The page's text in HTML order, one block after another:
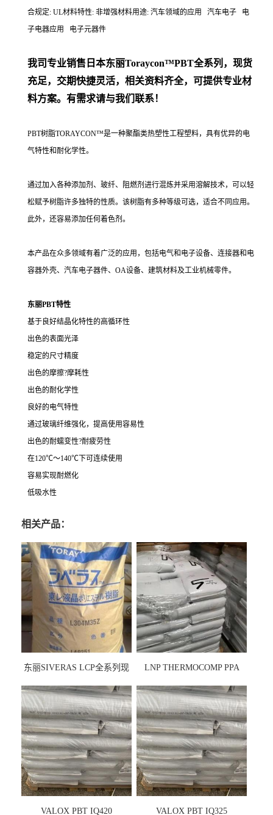
合规定: UL材料特性: 非增强材料用途: 汽车领域的应用 汽车电子 电
子电器应用 电子元器件
我司专业销售日本东丽Toraycon™PBT全系列，现货
充足，交期快捷灵活，相关资料齐全，可提供专业材
料方案。有需求请与我们联系！
PBT树脂TORAYCON™是一种聚酯类热塑性工程塑料，具有优异的电
气特性和耐化学性。
通过加入各种添加剂、玻纤、阻燃剂进行混炼并采用溶解技术，可以轻
松赋予树脂许多独特的性质。该树脂有多种等级可选，适合不同应用。
此外，还容易添加任何着色剂。
本产品在众多领域有着广泛的应用，包括电气和电子设备、连接器和电
容器外壳、汽车电子器件、OA设备、建筑材料及工业机械零件。
东丽PBT特性
基于良好结晶化特性的高循环性
出色的表面光泽
稳定的尺寸精度
出色的摩擦?摩耗性
出色的耐化学性
良好的电气特性
通过玻璃纤维强化，提高使用容易性
出色的耐蠕变性?耐疲劳性
在120℃～140℃下可连续使用
容易实现耐燃化
低吸水性
相关产品：
东丽SIVERAS LCP全系列现
LNP THERMOCOMP PPA
VALOX PBT IQ420 VALOX PBT IQ325